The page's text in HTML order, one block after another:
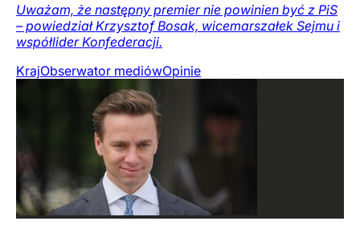
Uważam, że następny premier nie powinien być z PiS
– powiedział Krzysztof Bosak, wicemarszałek Sejmu i
współlider Konfederacji.
KrajObserwator mediówOpinie